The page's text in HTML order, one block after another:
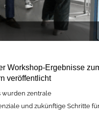
Workshop-Ergebnisse
veröffentlicht
wurden zentrale
und zukünftige Schritte